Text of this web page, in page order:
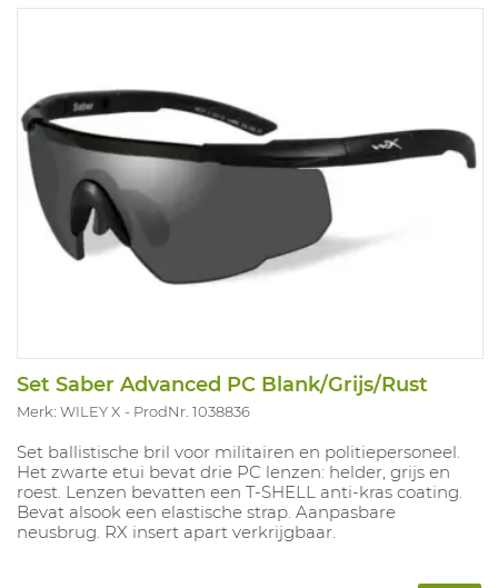
Set Saber Advanced PC Blank/Grijs/Rust
Merk: WILEY X ProdNr. 1038836
Set ballistische bril voor militairen en politiepersoneel.
Het zwarte etui bevat drie PC lenzen: helder, grijs en
roest. Lenzen bevatten een T-SHELL anti-kras coating.
Bevat alsook een elastische strap. Aanpasbare
neusbrug. RX insert apart verkrijgbaar.